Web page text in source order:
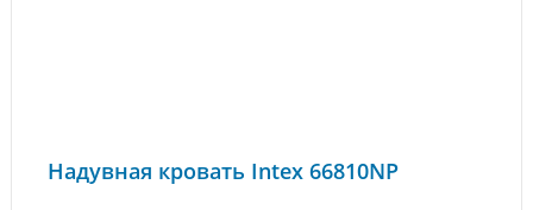
Надувная кровать Intex 66810NP